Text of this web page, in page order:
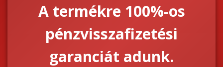
A termékre 100%-os
pénzvisszafizetési
garanciát adunk.